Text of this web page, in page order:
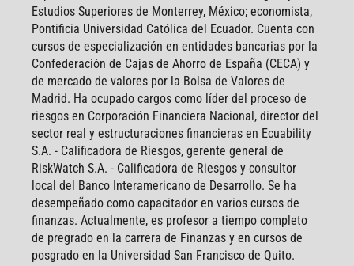
Estudios Superiores de Monterrey, México; economista,
Pontificia Universidad Católica del Ecuador. Cuenta con
cursos de especialización en entidades bancarias por la
Confederación de Cajas de Ahorro de España (CECA) y
de mercado de valores por la Bolsa de Valores de
Madrid. Ha ocupado cargos como líder del proceso de
riesgos en Corporación Financiera Nacional, director del
sector real y estructuraciones financieras en Ecuability
S.A. - Calificadora de Riesgos, gerente general de
RiskWatch S.A. - Calificadora de Riesgos y consultor
local del Banco Interamericano de Desarrollo. Se ha
desempeñado como capacitador en varios cursos de
finanzas. Actualmente, es profesor a tiempo completo
de pregrado en la carrera de Finanzas y en cursos de
posgrado en la Universidad San Francisco de Quito.